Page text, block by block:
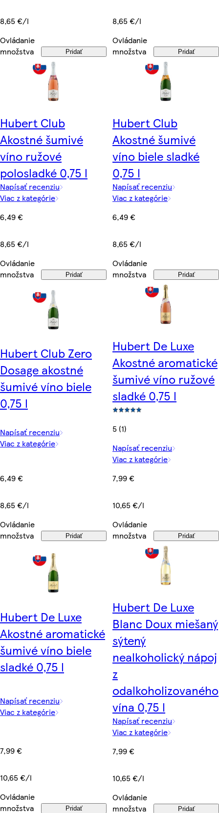
8,65 €/l
Ovládanie
množstva
Pridať
8,65 €/l
Ovládanie
množstva
Pridať
Hubert Club
Akostné šumivé
víno ružové
polosladké 0,75 l
Napísať recenziu
Viac z kategórie
6,49 €
8,65 €/l
Ovládanie
množstva
Pridať
Hubert Club
Akostné šumivé
víno biele sladké
0,75 l
Napísať recenziu
Viac z kategórie
6,49 €
8,65 €/l
Ovládanie
množstva
Pridať
Hubert Club Zero
Dosage akostné
šumivé víno biele
0,75 l
Napísať recenziu
Viac z kategórie
6,49 €
8,65 €/l
Ovládanie
množstva
Pridať
Hubert De Luxe
Akostné aromatické
šumivé víno ružové
sladké 0,75 l
5 (1)
Napísať recenziu
Viac z kategórie
7,99 €
10,65 €/l
Ovládanie
množstva
Pridať
Hubert De Luxe
Akostné aromatické
šumivé víno biele
sladké 0,75 l
Napísať recenziu
Viac z kategórie
7,99 €
10,65 €/l
Ovládanie
množstva
Pridať
Hubert De Luxe
Blanc Doux miešaný
sýtený
nealkoholický nápoj
z
odalkoholizovaného
vína 0,75 l
Napísať recenziu
Viac z kategórie
7,99 €
10,65 €/l
Ovládanie
množstva
Pridať